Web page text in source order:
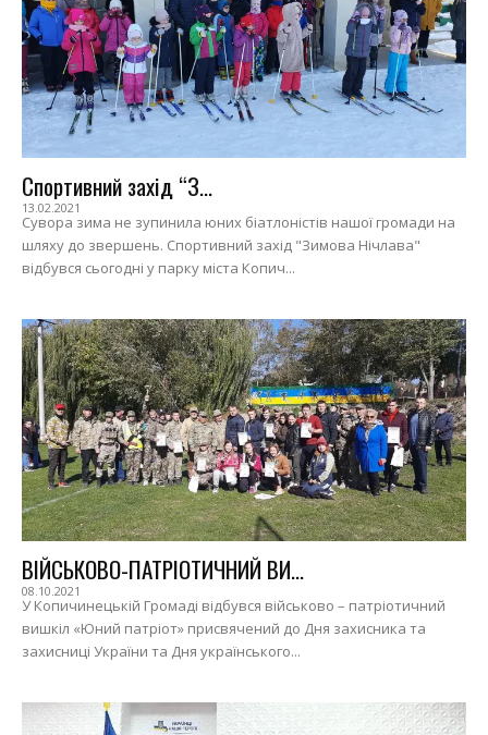
Спортивний захід “З...
13.02.2021
Сувора зима не зупинила юних біатлоністів нашої громади на
шляху до звершень. Спортивний захід "Зимова Нічлава"
відбувся сьогодні у парку міста Копич...
ВІЙСЬКОВО-ПАТРІОТИЧНИЙ ВИ...
08.10.2021
У Копичинецькій Громаді відбувся військово – патріотичний
вишкіл «Юний патріот» присвячений до Дня захисника та
захисниці України та Дня українського...